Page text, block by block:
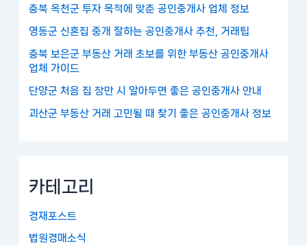
충북 옥천군 투자 목적에 맞춘 공인중개사 업체 정보
영동군 신혼집 중개 잘하는 공인중개사 추천, 거래팁
충북 보은군 부동산 거래 초보를 위한 부동산 공인중개사
업체 가이드
단양군 처음 집 장만 시 알아두면 좋은 공인중개사 안내
괴산군 부동산 거래 고민될 때 찾기 좋은 공인중개사 정보
카테고리
경재포스트
법원경매소식